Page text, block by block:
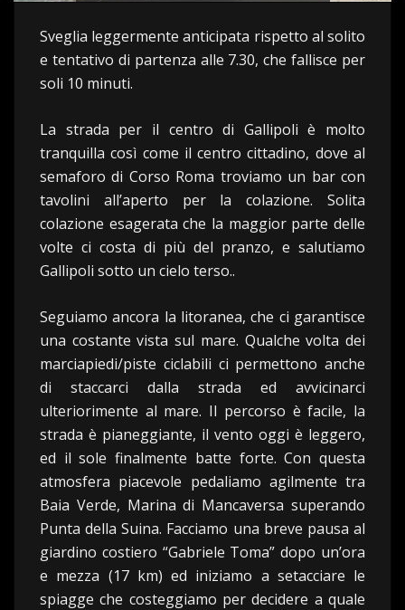
Sveglia leggermente anticipata rispetto al solito
e tentativo di partenza alle 7.30, che fallisce per
soli 10 minuti.
La strada per il centro di Gallipoli è molto
tranquilla così come il centro cittadino, dove al
semaforo di Corso Roma troviamo un bar con
tavolini all’aperto per la colazione. Solita
colazione esagerata che la maggior parte delle
volte ci costa di più del pranzo, e salutiamo
Gallipoli sotto un cielo terso..
Seguiamo ancora la litoranea, che ci garantisce
una costante vista sul mare. Qualche volta dei
marciapiedi/piste ciclabili ci permettono anche
di staccarci dalla strada ed avvicinarci
ulteriorimente al mare. Il percorso è facile, la
strada è pianeggiante, il vento oggi è leggero,
ed il sole finalmente batte forte. Con questa
atmosfera piacevole pedaliamo agilmente tra
Baia Verde, Marina di Mancaversa superando
Punta della Suina. Facciamo una breve pausa al
giardino costiero “Gabriele Toma” dopo un’ora
e mezza (17 km) ed iniziamo a setacciare le
spiagge che costeggiamo per decidere a quale